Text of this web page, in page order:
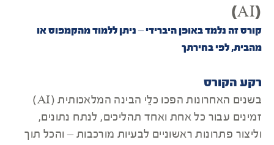
(AI)
קורס זה נלמד באופן היברידי – ניתן ללמוד מהקמפוס או
מהבית, לפי בחירתך
רקע הקורס
בשנים האחרונות הפכו כלֵי הבינה המלאכותית (AI)
זמינים עבור כל אחת ואחד תהליכים, לנתח נתונים,
וליצור פתרונות ראשוניים לבעיות מורכבות – והכל תוך